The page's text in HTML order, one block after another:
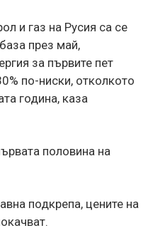
и газ на Русия са се
през май,
за първите пет
по-ниски, отколкото
година, каза
половина на
подкрепа, цените на